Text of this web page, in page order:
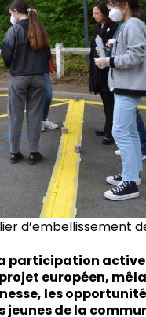
d’embellissement
participation
projet européen,
les
de la